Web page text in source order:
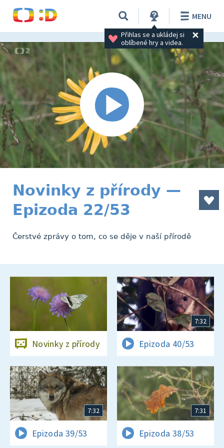
Přihlas se a ukládej si
oblíbené hry a videa.
MENU
Novinky z přírody —
Epizoda 22/53
Čerstvé zprávy o tom, co se děje v naší přírodě
Novinky z přírody
7:32
Epizoda 40/53
7:32
Epizoda 39/53
7:31
Epizoda 38/53